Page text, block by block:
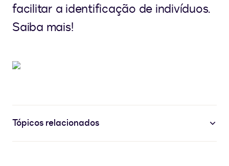
facilitar a identificação de indivíduos.
Saiba mais!
Tópicos relacionados